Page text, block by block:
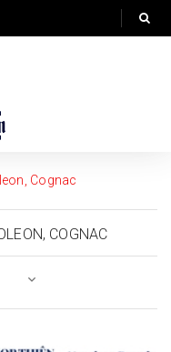
Cognac
COGNAC